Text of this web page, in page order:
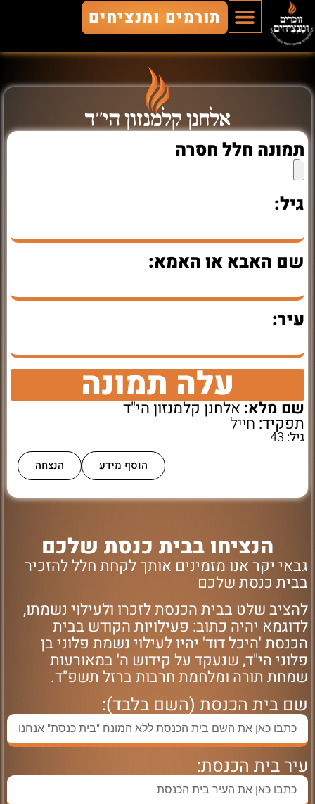
תורמים ומנציחים
אלחנן קלמנזון הי"ד
תמונה חלל חסרה
גיל:
שם האבא או האמא:
עיר:
עלה תמונה
שם מלא:אלחנן קלמנזון הי"ד
תפקיד: חייל
גיל: 43
הוסף מידע הנצחה
הנציחו בבית כנסת שלכם
גבאי יקר אנו מזמינים אותך לקחת חלל להזכיר
בבית כנסת שלכם
להציב שלט בבית הכנסת לזכרו ולעילוי נשמתו,
לדוגמא יהיה כתוב: פעילויות הקודש בבית
הכנסת 'היכל דוד' יהיו לעילוי נשמת פלוני בן
פלוני הי"ד, שנעקד על קידוש ה' במאורעות
שמחת תורה ומלחמת חרבות ברזל תשפ"ד.
שם בית הכנסת (השם בלבד):
עיר בית הכנסת: